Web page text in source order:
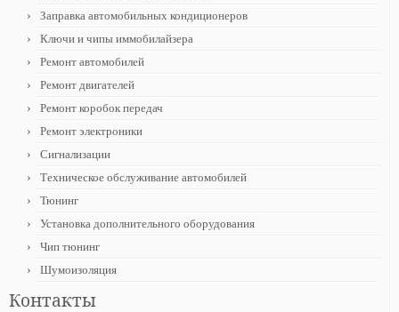
Заправка автомобильных кондиционеров
Ключи и чипы иммобилайзера
Ремонт автомобилей
Ремонт двигателей
Ремонт коробок передач
Ремонт электроники
Сигнализации
Техническое обслуживание автомобилей
Тюнинг
Установка дополнительного оборудования
Чип тюнинг
Шумоизоляция
Контакты